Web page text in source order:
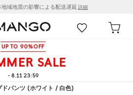
地域地震の影響による配送遅延 詳細
UP TO 90%OFF
SALE
- 8.11 23:59
ドパンツ (ホワイト / 白色)